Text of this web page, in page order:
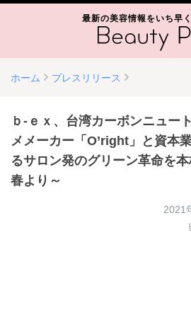
最新の美容情報をいち早
ホーム プレスリリース
ｂ-ｅｘ、台湾カーボンニュー
メメーカー「O’right」と資本
るサロン発のグリーン革命を
春より～
2021